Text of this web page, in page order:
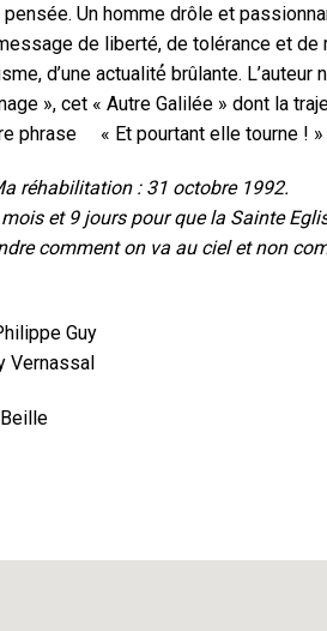
Un homme drôle et
de liberté, de tolérance et
d’une actualité́ brûlante. L’auteur
», cet « Autre Galilée » dont la
phrase « Et pourtant elle tourne ! »
réhabilitation : 31 octobre 1992.
et 9 jours pour que la Sainte
comment on va au ciel et non
Guy
Vernassal